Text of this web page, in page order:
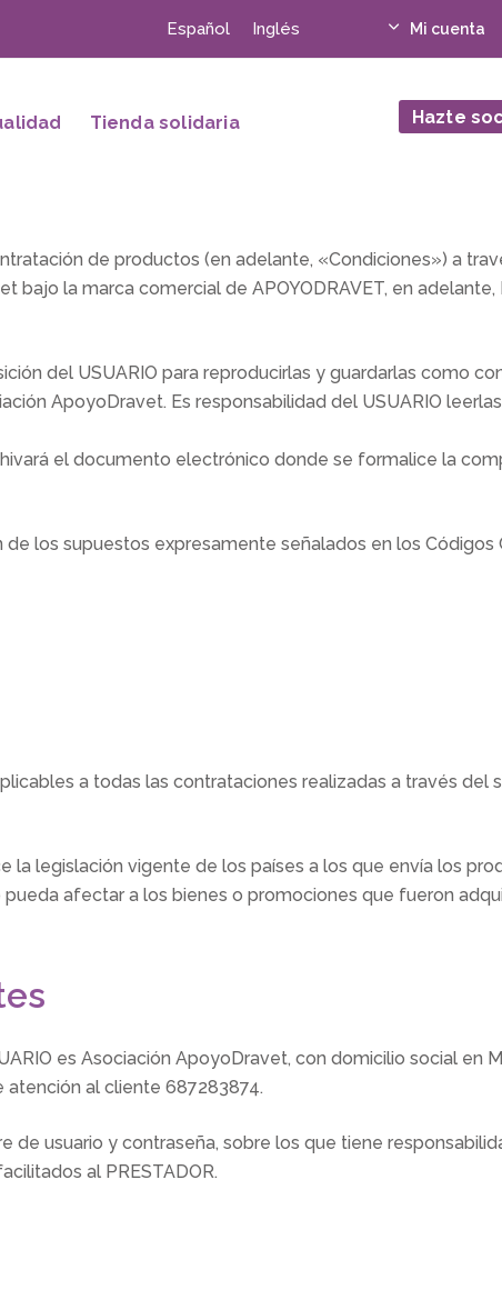
Español Inglés Mi cuenta
Tienda solidaria Hazte
de productos (en adelante, «Condiciones») a
la marca comercial de APOYODRAVET, en adelante,
del USUARIO para reproducirlas y guardarlas como
ApoyoDravet. Es responsabilidad del USUARIO
el documento electrónico donde se formalice la
los supuestos expresamente señalados en los Códigos
a todas las contrataciones realizadas a través del
la legislación vigente de los países a los que envía los
afectar a los bienes o promociones que fueron
es Asociación ApoyoDravet, con domicilio social en
atención al cliente 687283874.
de usuario y contraseña, sobre los que tiene
al PRESTADOR.